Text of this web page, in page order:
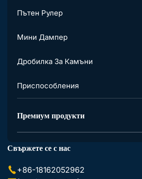
Пътен Рулер
Мини Дампер
Дробилка За Камъни
Приспособления
Аксесоари За Скид Стиър Лодър
Премиум продукти
Свържете се с нас
+86-18162052962